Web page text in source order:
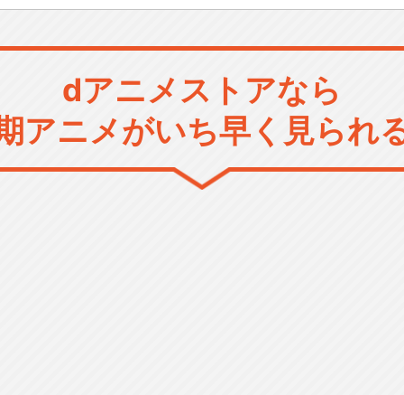
dアニメストアなら
アニメがいち早く見られ